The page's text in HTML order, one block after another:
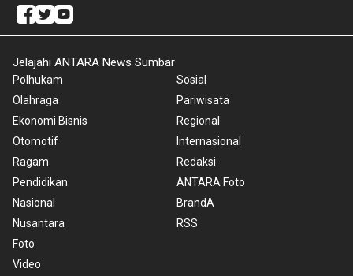
Jelajahi ANTARA News Sumbar
Polhukam
Olahraga
Ekonomi Bisnis
Otomotif
Ragam
Pendidikan
Nasional
Nusantara
Foto
Video
Sosial
Pariwisata
Regional
Internasional
Redaksi
ANTARA Foto
BrandA
RSS